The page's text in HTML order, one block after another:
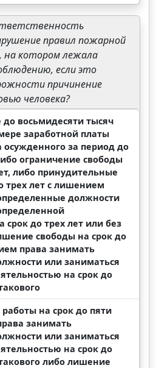
правил пожарной
на котором лежала
если это
причинение
человека?
восьмидесяти тысяч
заработной платы
осужденного за период до
ограничение свободы
либо принудительные
трех лет с лишением
должности
срок до трех лет или без
свободы на срок до
права занимать
или заниматься
на срок до
на срок до пяти
занимать
или заниматься
на срок до
либо лишение